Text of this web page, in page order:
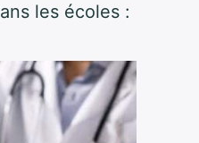
les écoles :